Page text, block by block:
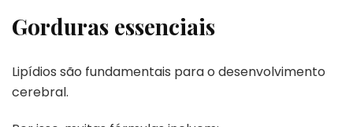
Gorduras essenciais
Lipídios são fundamentais para o desenvolvimento
cerebral.